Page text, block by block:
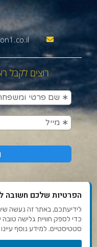
רוצים לקבל
תנאי
הפרטיות שלכם חשובה
כדי לספק חוויית גלישה טובה
סטטיסטיים. למידע נוסף